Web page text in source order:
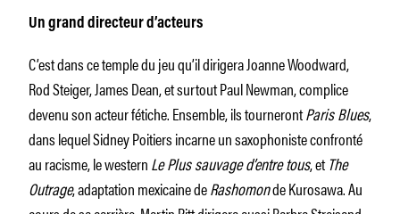
Un grand directeur d’acteurs
C’est dans ce temple du jeu qu’il dirigera Joanne Woodward,
Rod Steiger, James Dean, et surtout Paul Newman, complice
devenu son acteur fétiche. Ensemble, ils tournerontParis Blues,
dans lequel Sidney Poitiers incarne un saxophoniste confronté
au racisme, le westernLe Plus sauvage d’entre tous, etThe
Outrage, adaptation mexicaine deRashomonde Kurosawa. Au